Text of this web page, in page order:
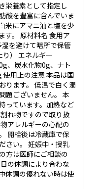
栄養素として指定し
酸を豊富に含んでいま
米にアマニ油と塩を少
す。 原材料名 食用ア
を避けて暗所で保管
） エネルギー
、炭水化物0g、ナト
用上の注意 本品は国
ります。 低温で白く濁
題ございません。 本
っています。加熱など
れ物ですので取り扱
アレルギーの心配の
開栓後は冷蔵庫で保
さい。 妊娠中・授乳
方は医師にご相談の
の体調により合わな
体調の優れない時は使